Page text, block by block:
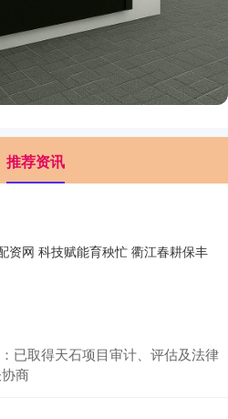
推荐资讯
资网 科技赋能育秧忙 衢江春耕保丰
已取得天石项目审计、评估及法律
商